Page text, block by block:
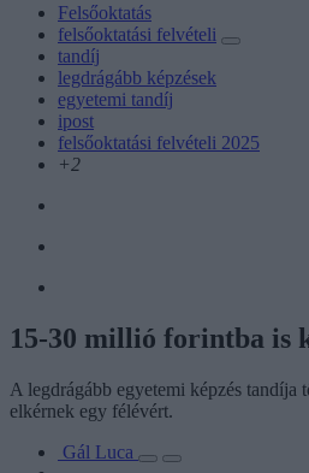
Felsőoktatás
felsőoktatási felvételi
tandíj
legdrágább képzések
egyetemi tandíj
ipost
felsőoktatási felvételi 2025
+2
15-30 millió forintba is
A legdrágább egyetemi képzés
elkérnek egy félévért.
Gál Luca